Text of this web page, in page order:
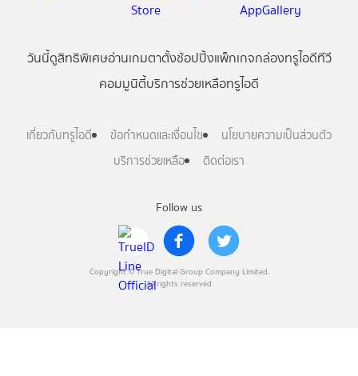
Follow us
Copyright © True Digital Group Company Limited.
All rights reserved
วันนี้ดูสิทธิพิเศษอ่านเกมตาตั้งช้อปปิ้งแพ็กเกจกล่องทรูไอดีทีวี
คอมมูนิตี้บริการช่วยเหลือทรูไอดี
เกี่ยวกับทรูไอดี ข้อกำหนดและเงื่อนไข
นโยบายความเป็นส่วนตัว
บริการช่วยเหลือ
ติดต่อเรา